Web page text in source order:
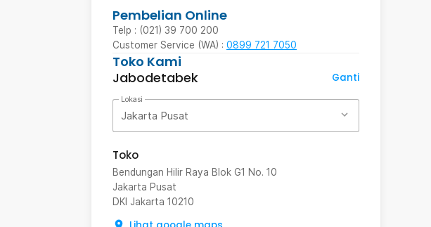
Pembelian Online
Telp : (021) 39 700 200
Customer Service (WA) : 0899 721 7050
Toko Kami
Jabodetabek
Ganti
Lokasi
Jakarta Pusat
Toko
Bendungan Hilir Raya Blok G1 No. 10
Jakarta Pusat
DKI Jakarta 10210